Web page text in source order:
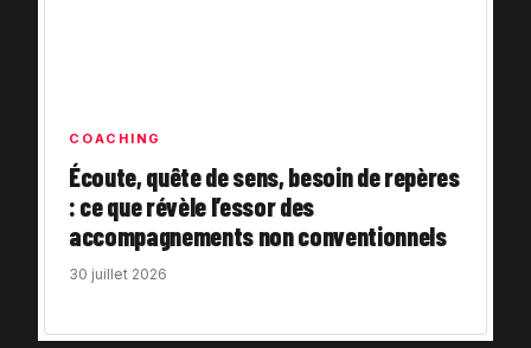
COACHING
Écoute, quête de sens, besoin de repères
: ce que révèle l’essor des
accompagnements non conventionnels
30 juillet 2026